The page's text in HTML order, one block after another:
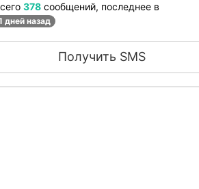
378 сообщений, последнее в
дней назад
Получить SMS